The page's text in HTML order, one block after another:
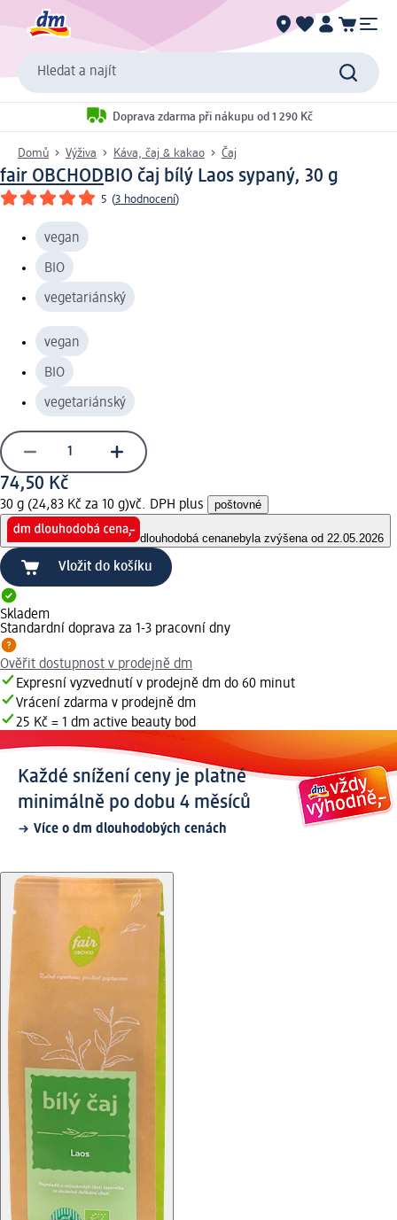
Hledat a najít
Doprava zdarma při nákupu od 1 290 Kč
Domů Výživa Káva, čaj & kakao Čaj
fair OBCHODBIO čaj bílý Laos sypaný, 30 g
5 (3 hodnocení)
vegan
BIO
vegetariánský
vegan
BIO
vegetariánský
74,50 Kč
30 g (24,83 Kč za 10 g)vč. DPH plus poštovné
dlouhodobá cenanebyla zvýšena od 22.05.2026
Vložit do košíku
Skladem
Standardní doprava za 1-3 pracovní dny
Ověřit dostupnost v prodejně dm
Expresní vyzvednutí v prodejně dm do 60 minut
Vrácení zdarma v prodejně dm
25 Kč = 1 dm active beauty bod
Každé snížení ceny je platné
minimálně po dobu 4 měsíců
Více o dm dlouhodobých cenách